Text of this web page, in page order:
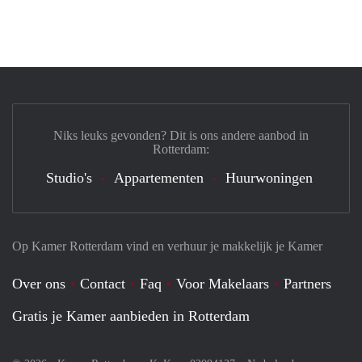
Op Kamer Rotterdam vind en verhuur je makkelijk je Kamer
Over ons Contact Faq Voor Makelaars
Partners
Gratis je Kamer aanbieden in Rotterdam
Niks leuks gevonden? Dit is ons andere aanbod in
Rotterdam:
Studio's Appartementen Huurwoningen